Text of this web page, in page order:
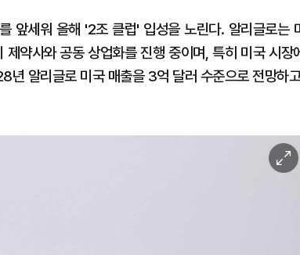
앞세워 올해 '2조 클럽' 입성을 노린다. 알리글로는
약사와 공동 상업화를 진행 중이며, 특히 미국 시장
년 알리글로 미국 매출을 3억 달러 수준으로 전망하
이
미